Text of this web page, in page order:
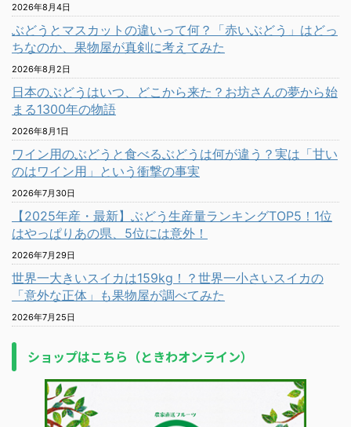
2026年8月4日
ぶどうとマスカットの違いって何？「赤いぶどう」はどっ
ちなのか、果物屋が真剣に考えてみた
2026年8月2日
日本のぶどうはいつ、どこから来た？お坊さんの夢から始
まる1300年の物語
2026年8月1日
ワイン用のぶどうと食べるぶどうは何が違う？実は「甘い
のはワイン用」という衝撃の事実
2026年7月30日
【2025年産・最新】ぶどう生産量ランキングTOP5！1位
はやっぱりあの県、5位には意外！
2026年7月29日
世界一大きいスイカは159kg！？世界一小さいスイカの
「意外な正体」も果物屋が調べてみた
2026年7月25日
ショップはこちら（ときわオンライン）